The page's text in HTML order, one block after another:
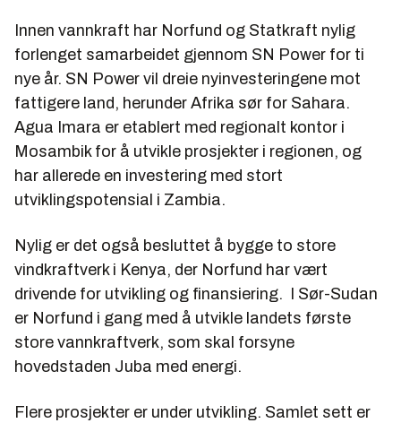
Innen vannkraft har Norfund og Statkraft nylig
forlenget samarbeidet gjennom SN Power for ti
nye år. SN Power vil dreie nyinvesteringene mot
fattigere land, herunder Afrika sør for Sahara.
Agua Imara er etablert med regionalt kontor i
Mosambik for å utvikle prosjekter i regionen, og
har allerede en investering med stort
utviklingspotensial i Zambia.
Nylig er det også besluttet å bygge to store
vindkraftverk i Kenya, der Norfund har vært
drivende for utvikling og finansiering. I Sør-Sudan
er Norfund i gang med å utvikle landets første
store vannkraftverk, som skal forsyne
hovedstaden Juba med energi.
Flere prosjekter er under utvikling. Samlet sett er